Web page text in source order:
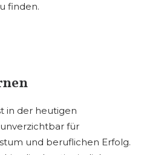
finden.
in der heutigen
für
und beruflichen Erfolg.